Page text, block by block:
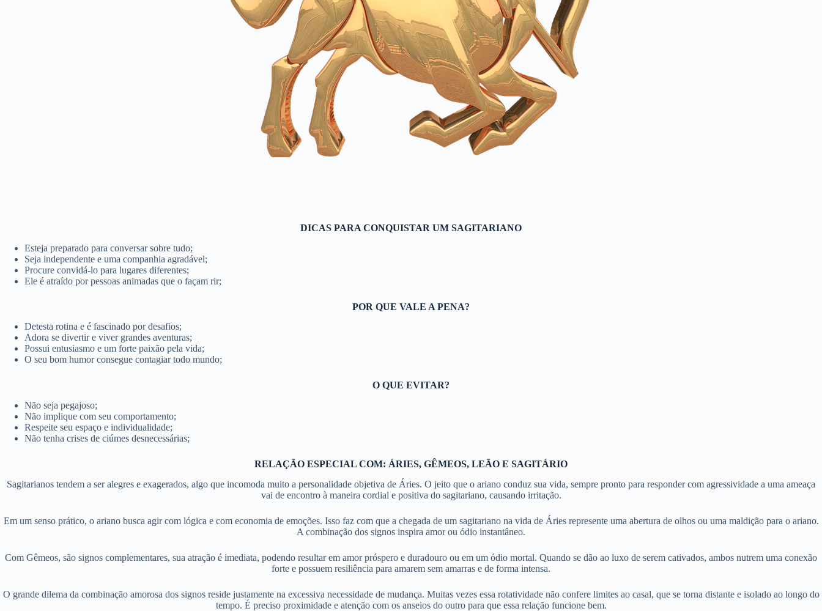
DICAS PARA CONQUISTAR UM SAGITARIANO
Esteja preparado para conversar sobre tudo;
Seja independente e uma companhia agradável;
Procure convidá-lo para lugares diferentes;
Ele é atraído por pessoas animadas que o façam rir;
POR QUE VALE A PENA?
Detesta rotina e é fascinado por desafios;
Adora se divertir e viver grandes aventuras;
Possui entusiasmo e um forte paixão pela vida;
O seu bom humor consegue contagiar todo mundo;
O QUE EVITAR?
Não seja pegajoso;
Não implique com seu comportamento;
Respeite seu espaço e individualidade;
Não tenha crises de ciúmes desnecessárias;
RELAÇÃO ESPECIAL COM: ÁRIES, GÊMEOS, LEÃO E SAGITÁRIO
Sagitarianos tendem a ser alegres e exagerados, algo que incomoda muito a personalidade objetiva de Áries. O jeito que o ariano conduz sua vida, sempre pronto para responder com agressividade a uma ameaça
vai de encontro à maneira cordial e positiva do sagitariano, causando irritação.
Em um senso prático, o ariano busca agir com lógica e com economia de emoções. Isso faz com que a chegada de um sagitariano na vida de Áries represente uma abertura de olhos ou uma maldição para o ariano.
A combinação dos signos inspira amor ou ódio instantâneo.
Com Gêmeos, são signos complementares, sua atração é imediata, podendo resultar em amor próspero e duradouro ou em um ódio mortal. Quando se dão ao luxo de serem cativados, ambos nutrem uma conexão
forte e possuem resiliência para amarem sem amarras e de forma intensa.
O grande dilema da combinação amorosa dos signos reside justamente na excessiva necessidade de mudança. Muitas vezes essa rotatividade não confere limites ao casal, que se torna distante e isolado ao longo do
tempo. É preciso proximidade e atenção com os anseios do outro para que essa relação funcione bem.